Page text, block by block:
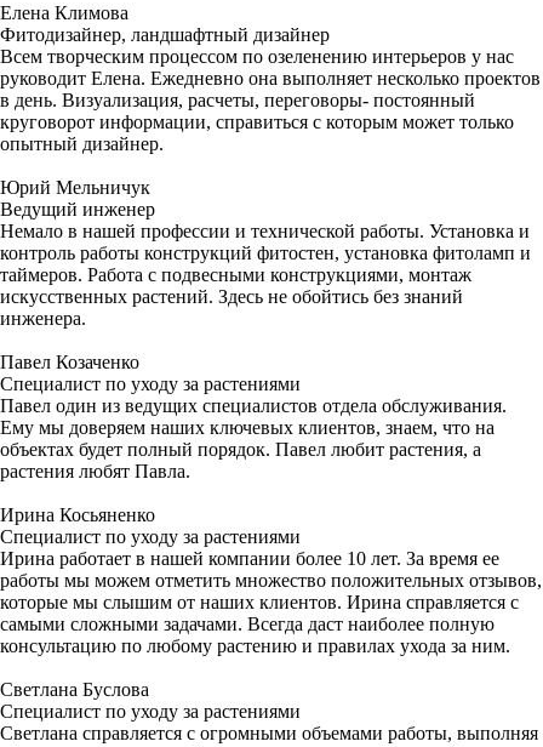
Елена Климова
Фитодизайнер, ландшафтный дизайнер
Всем творческим процессом по озеленению интерьеров у нас
руководит Елена. Ежедневно она выполняет несколько проектов
в день. Визуализация, расчеты, переговоры- постоянный
круговорот информации, справиться с которым может только
опытный дизайнер.
Юрий Мельничук
Ведущий инженер
Немало в нашей профессии и технической работы. Установка и
контроль работы конструкций фитостен, установка фитоламп и
таймеров. Работа с подвесными конструкциями, монтаж
искусственных растений. Здесь не обойтись без знаний
инженера.
Павел Козаченко
Специалист по уходу за растениями
Павел один из ведущих специалистов отдела обслуживания.
Ему мы доверяем наших ключевых клиентов, знаем, что на
объектах будет полный порядок. Павел любит растения, а
растения любят Павла.
Ирина Косьяненко
Специалист по уходу за растениями
Ирина работает в нашей компании более 10 лет. За время ее
работы мы можем отметить множество положительных отзывов,
которые мы слышим от наших клиентов. Ирина справляется с
самыми сложными задачами. Всегда даст наиболее полную
консультацию по любому растению и правилах ухода за ним.
Светлана Буслова
Специалист по уходу за растениями
Светлана справляется с огромными объемами работы, выполняя